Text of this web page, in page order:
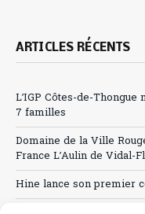
ARTICLES RÉCENTS
L’IGP Côtes-de-
7 familles
Domaine de la Ville
France L’Aulin de Vidal-
Hine lance son premier